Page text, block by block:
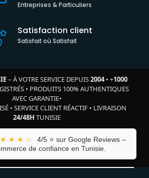
Entreprises & Particuliers
Satisfaction client
Satisfait où Satisfait
– À VOTRE SERVICE DEPUIS2004• +1000
• PRODUITS 100% AUTHENTIQUES
AVEC GARANTIE•
• SERVICE CLIENT RÉACTIF • LIVRAISON
24/48H TUNISIE
★ ★ ☆
4/5 ⭐ sur Google Reviews –
de confiance en Tunisie.